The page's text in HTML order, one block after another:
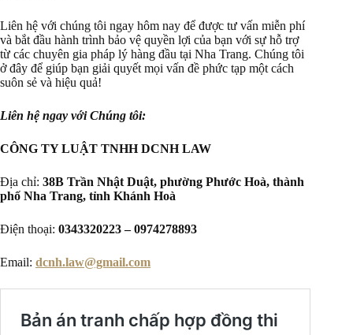
Liên hệ với chúng tôi ngay hôm nay để được tư vấn miễn phí
và bắt đầu hành trình bảo vệ quyền lợi của bạn với sự hỗ trợ
từ các chuyên gia pháp lý hàng đầu tại Nha Trang. Chúng tôi
ở đây để giúp bạn giải quyết mọi vấn đề phức tạp một cách
suôn sẻ và hiệu quả!
Liên hệ ngay với Chúng tôi:
CÔNG TY LUẬT TNHH DCNH LAW
Địa chỉ: 38B Trần Nhật Duật, phường Phước Hoà, thành
phố Nha Trang, tỉnh Khánh Hoà
Điện thoại: 0343320223 – 0974278893
Email: dcnh.law@gmail.com